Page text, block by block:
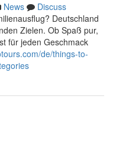
News
Discuss
Deutschland
Zielen. Ob Spaß pur,
für jeden Geschmack
de/things-to-